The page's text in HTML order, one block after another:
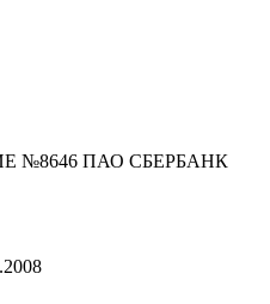
№8646 ПАО СБЕРБАНК